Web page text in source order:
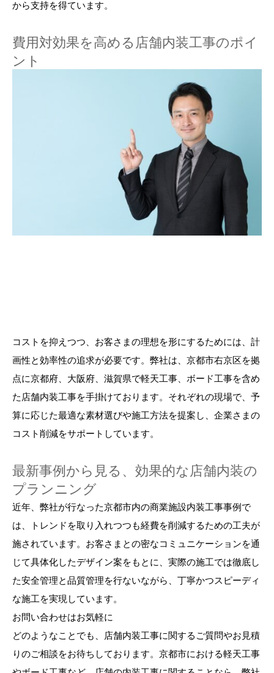
から支持を得ています。
費用対効果を高める店舗内装工事のポイ
ント
コストを抑えつつ、お客さまの理想を形にするためには、計
画性と効率性の追求が必要です。弊社は、京都市右京区を拠
点に京都府、大阪府、滋賀県で軽天工事、ボード工事を含め
た店舗内装工事を手掛けております。それぞれの現場で、予
算に応じた最適な素材選びや施工方法を提案し、企業さまの
コスト削減をサポートしています。
最新事例から見る、効果的な店舗内装の
プランニング
近年、弊社が行なった京都市内の商業施設内装工事事例で
は、トレンドを取り入れつつも経費を削減するための工夫が
施されています。お客さまとの密なコミュニケーションを通
じて具体化したデザイン案をもとに、実際の施工では徹底し
た安全管理と品質管理を行ないながら、丁寧かつスピーディ
な施工を実現しています。
お問い合わせはお気軽に
どのようなことでも、店舗内装工事に関するご質問やお見積
りのご相談をお待ちしております。京都市における軽天工事